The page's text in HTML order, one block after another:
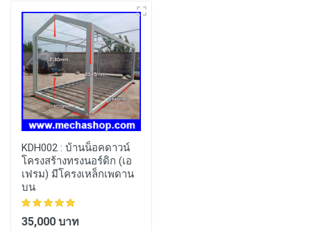
KDH002 : บ้านน็อคดาวน์
โครงสร้างทรงนอร์ดิก (เอ
เฟรม) มีโครงเหล็กเพดาน
บน
35,000 บาท